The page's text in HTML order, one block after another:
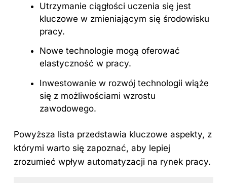
Utrzymanie ciągłości uczenia się jest
kluczowe w zmieniającym się środowisku
pracy.
Nowe technologie mogą oferować
elastyczność w pracy.
Inwestowanie w rozwój technologii wiąże
się z możliwościami wzrostu
zawodowego.
Powyższa lista przedstawia kluczowe aspekty, z
którymi warto się zapoznać, aby lepiej
zrozumieć wpływ automatyzacji na rynek pracy.